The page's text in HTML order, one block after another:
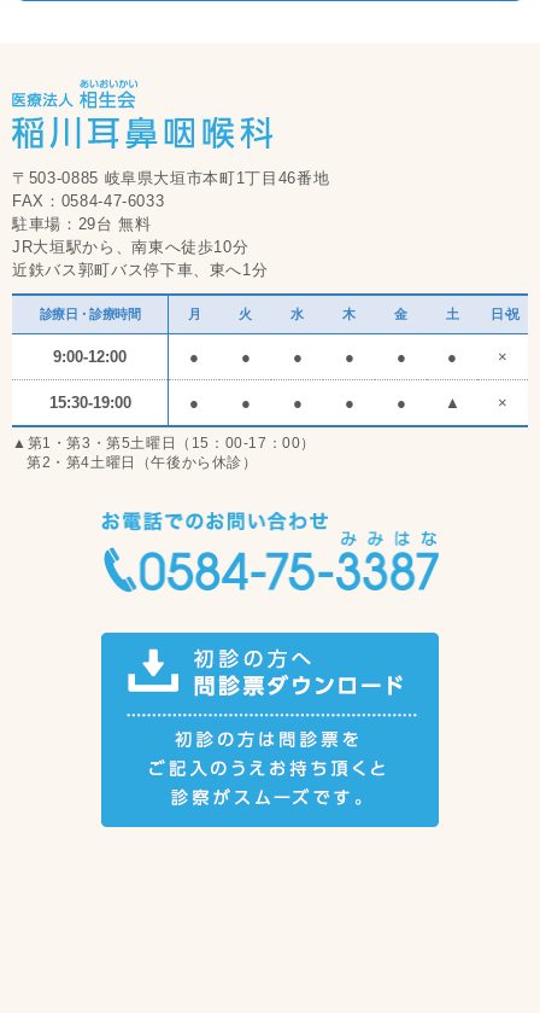
〒503-0885 岐阜県大垣市本町1丁目46番地
FAX：0584-47-6033
駐車場：29台 無料
JR大垣駅から、南東へ徒歩10分
近鉄バス郭町バス停下車、東へ1分
診療日・診療時間 月 火 水 木 金 土 日・祝
9:00-12:00 ● ● ● ● ● ● ×
15:30-19:00 ● ● ● ● ● ▲ ×
▲第1・第3・第5土曜日（15：00-17：00）
第2・第4土曜日（午後から休診）